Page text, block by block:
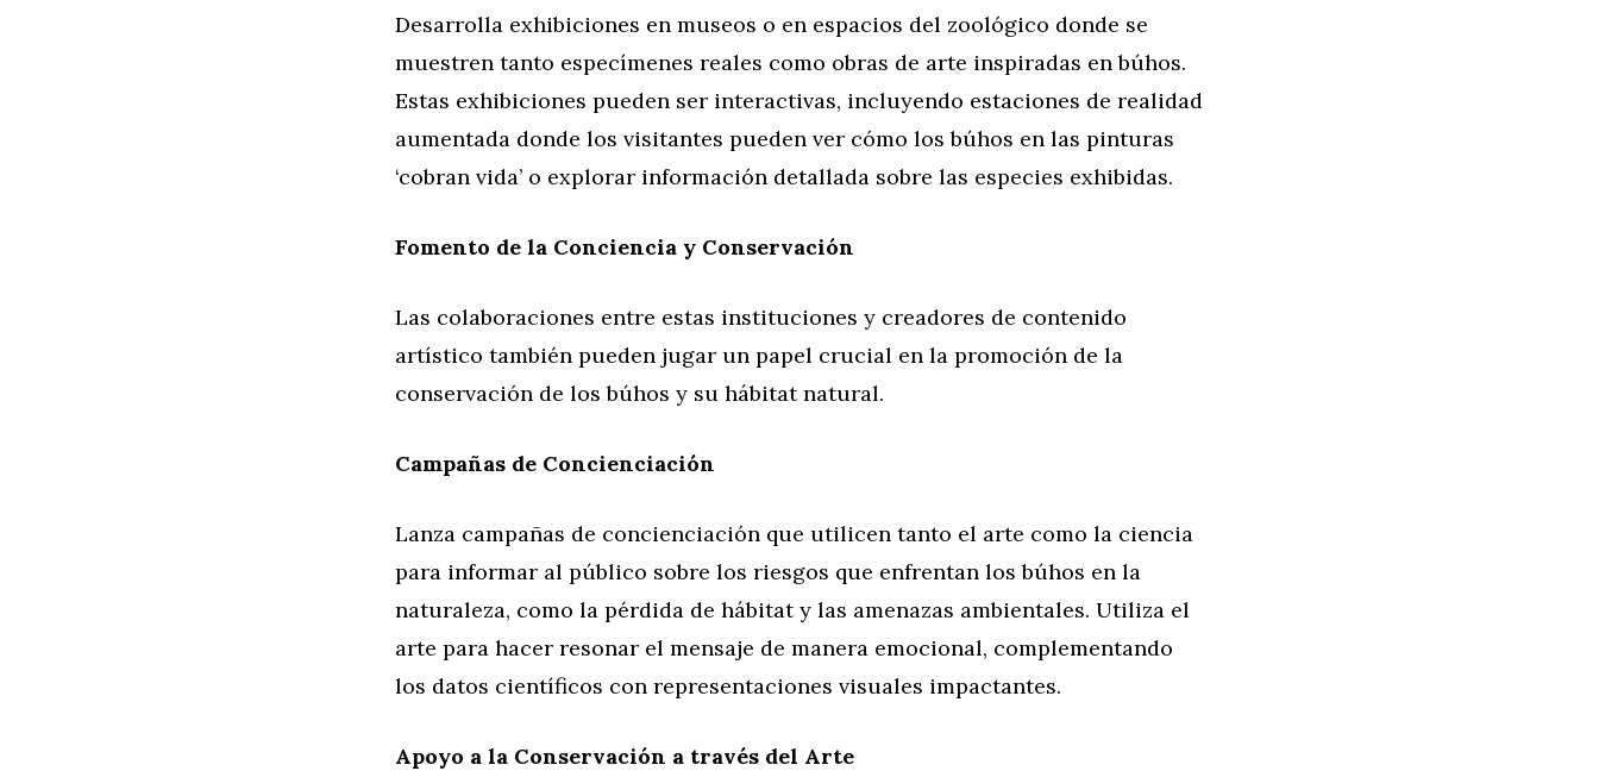
Desarrolla exhibiciones en museos o en espacios del zoológico donde se
muestren tanto especímenes reales como obras de arte inspiradas en búhos.
Estas exhibiciones pueden ser interactivas, incluyendo estaciones de realidad
aumentada donde los visitantes pueden ver cómo los búhos en las pinturas
‘cobran vida’ o explorar información detallada sobre las especies exhibidas.
Fomento de la Conciencia y Conservación
Las colaboraciones entre estas instituciones y creadores de contenido
artístico también pueden jugar un papel crucial en la promoción de la
conservación de los búhos y su hábitat natural.
Campañas de Concienciación
Lanza campañas de concienciación que utilicen tanto el arte como la ciencia
para informar al público sobre los riesgos que enfrentan los búhos en la
naturaleza, como la pérdida de hábitat y las amenazas ambientales. Utiliza el
arte para hacer resonar el mensaje de manera emocional, complementando
los datos científicos con representaciones visuales impactantes.
Apoyo a la Conservación a través del Arte